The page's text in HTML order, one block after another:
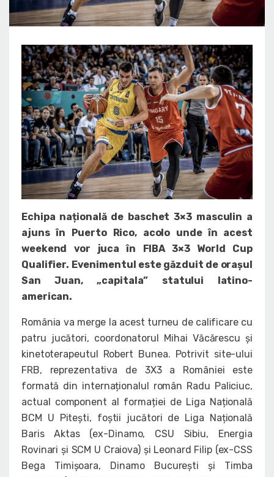
Echipa națională de baschet 3×3 masculin a
ajuns în Puerto Rico, acolo unde în acest
weekend vor juca în FIBA 3×3 World Cup
Qualifier. Evenimentul este găzduit de orașul
San Juan, „capitala” statului latino-
american.
România va merge la acest turneu de calificare cu
patru jucători, coordonatorul Mihai Văcărescu și
kinetoterapeutul Robert Bunea. Potrivit site-ului
FRB, reprezentativa de 3X3 a României este
formată din internaționalul român Radu Paliciuc,
actual component al formației de Liga Națională
BCM U Pitești, foștii jucători de Liga Națională
Baris Aktas (ex-Dinamo, CSU Sibiu, Energia
Rovinari și SCM U Craiova) și Leonard Filip (ex-CSS
Bega Timișoara, Dinamo București și Timba